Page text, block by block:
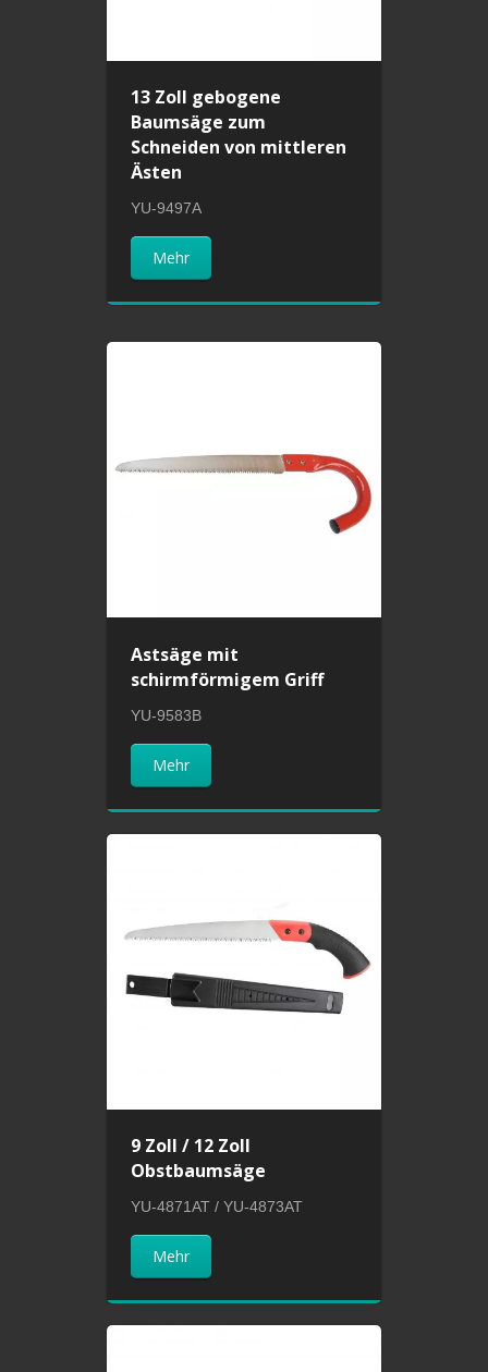
13 Zoll gebogene
Baumsäge zum
Schneiden von mittleren
Ästen
YU-9497A
Mehr
Astsäge mit
schirmförmigem Griff
YU-9583B
Mehr
9 Zoll / 12 Zoll
Obstbaumsäge
YU-4871AT / YU-4873AT
Mehr